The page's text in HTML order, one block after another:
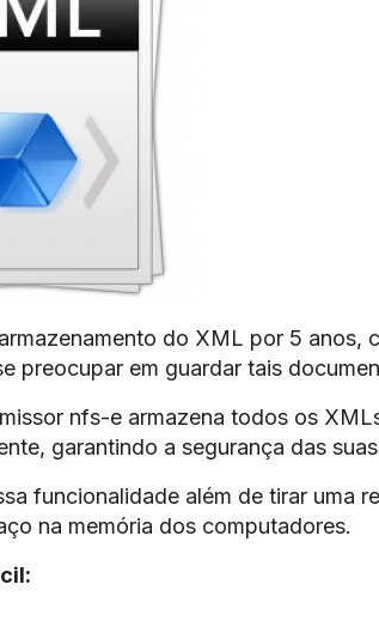
do XML por 5 anos,
preocupar em guardar tais
nfs-e armazena todos os
garantindo a segurança das
funcionalidade além de tirar uma
na memória dos computadores.